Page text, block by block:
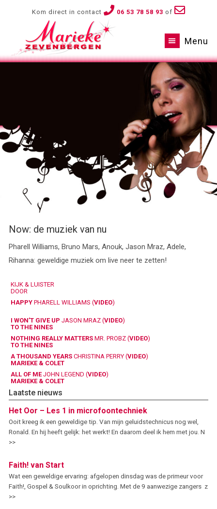
Kom direct in contact 06 53 78 58 93 of
Menu
Now: de muziek van nu
Pharell Williams, Bruno Mars, Anouk, Jason Mraz, Adele,
Rihanna: geweldige muziek om live neer te zetten!
KIJK & LUISTER
DOOR
HAPPYPHARELL WILLIAMS (VIDEO)
I WON’T GIVE UP JASON MRAZ (VIDEO)
TO THE NINES
NOTHING REALLY MATTERSMR. PROBZ (VIDEO)
TO THE NINES
A THOUSAND YEARSCHRISTINA PERRY (VIDEO)
MARIEKE & COLET
ALL OF MEJOHN LEGEND (VIDEO)
MARIEKE & COLET
Laatste nieuws
Het Oor – Les 1 in microfoontechniek
Ooit kreeg ik een geweldige tip. Van mijn geluidstechnicus nog wel,
Ronald. En hij heeft gelijk: het werkt! En daarom deel ik hem met jou. N
>>
Faith! van Start
Wat een geweldige ervaring: afgelopen dinsdag was de primeur voor
Faith!, Gospel & Soulkoor in oprichting. Met de 9 aanwezige zangers z
>>